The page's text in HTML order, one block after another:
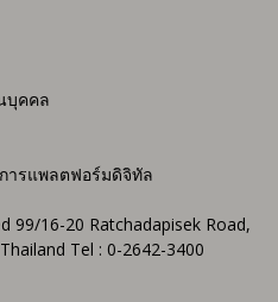
บุคคล
ารแพลตฟอร์มดิจิทัล
99/16-20 Ratchadapisek Road,
Tel : 0-2642-3400